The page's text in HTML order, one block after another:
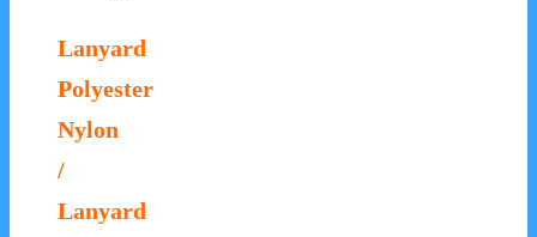
Lanyard
Polyester
Nylon
/
Lanyard